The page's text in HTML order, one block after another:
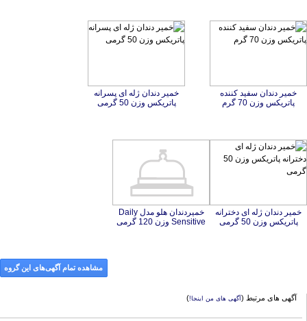
خمير دندان سفيد كننده
پاتریکس وزن 70 گرم
خمیر دندان ژله ای پسرانه
پاتریکس وزن 50 گرمی
خمیر دندان ژله ای دخترانه
پاتریکس وزن 50 گرمی
خميردندان هلو مدل Daily
Sensitive وزن 120 گرمی
مشاهده تمام آگهی‌های این گروه
آگهی های مرتبط (آگهی های من اینجا!)